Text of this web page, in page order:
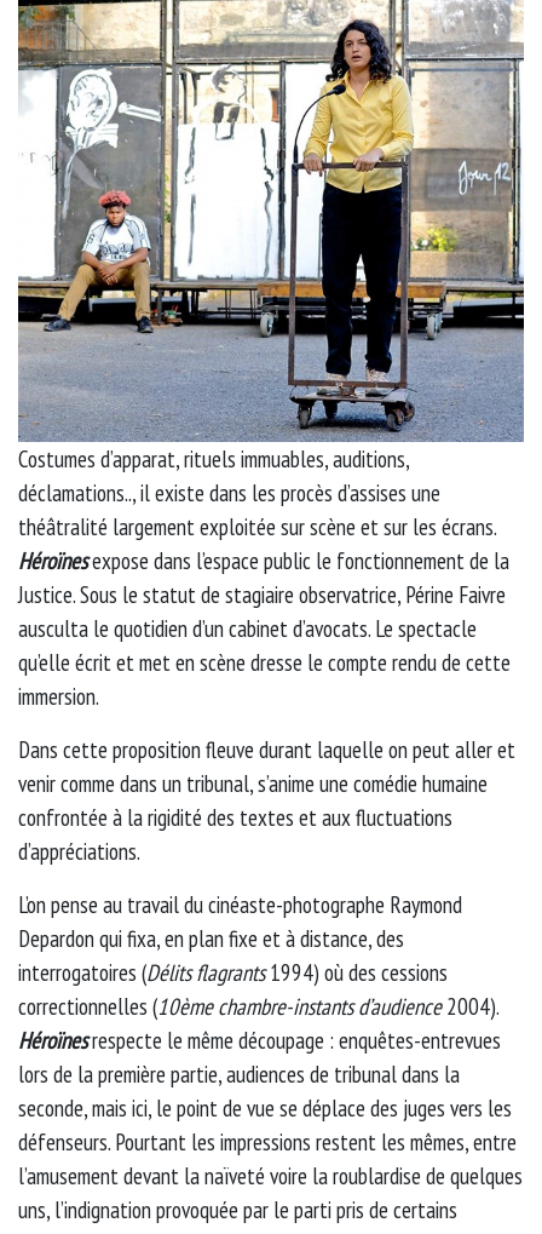
Costumes d’apparat, rituels immuables, auditions,
déclamations.., il existe dans les procès d’assises une
théâtralité largement exploitée sur scène et sur les écrans.
Héroïnesexpose dans l’espace public le fonctionnement de la
Justice. Sous le statut de stagiaire observatrice, Périne Faivre
ausculta le quotidien d’un cabinet d’avocats. Le spectacle
qu’elle écrit et met en scène dresse le compte rendu de cette
immersion.
Dans cette proposition fleuve durant laquelle on peut aller et
venir comme dans un tribunal, s’anime une comédie humaine
confrontée à la rigidité des textes et aux fluctuations
d’appréciations.
L’on pense au travail du cinéaste-photographe Raymond
Depardon qui fixa, en plan fixe et à distance, des
interrogatoires (Délits flagrants1994) où des cessions
correctionnelles (10ème chambre-instants d’audience2004).
Héroïnesrespecte le même découpage : enquêtes-entrevues
lors de la première partie, audiences de tribunal dans la
seconde, mais ici, le point de vue se déplace des juges vers les
défenseurs. Pourtant les impressions restent les mêmes, entre
l’amusement devant la naïveté voire la roublardise de quelques
uns, l’indignation provoquée par le parti pris de certains